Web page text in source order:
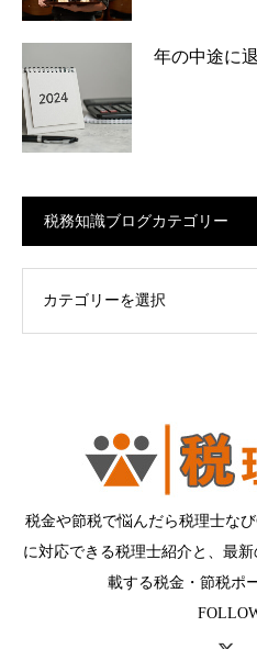
年の中途に
税務知識ブログカテゴリー
税金や節税で悩んだら税理士な
に対応できる税理士紹介と、最
載する税金・節税ポ